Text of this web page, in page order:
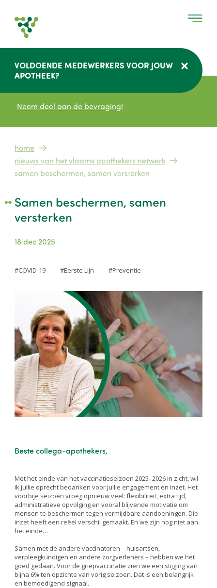
VOLDOENDE MEDEWERKERS VOOR JOUW
APOTHEEK?
Neem deel aan de bevraging!
Kruimelpad
home
nieuws van het vlaams apothekers netwerk
samen beschermen, samen versterken
Samen beschermen, samen
versterken
18 dec 2025
COVID-19 Eerste Lijn Preventie
Beste collega-apothekers,
Met het einde van het vaccinatieseizoen 2025–2026 in zicht, wil
ik jullie oprecht bedanken voor jullie engagement en inzet. Het
voorbije seizoen vroeg opnieuw veel: flexibiliteit, extra tijd,
administratieve opvolging en vooral blijvende motivatie om
mensen te beschermen tegen vermijdbare aandoeningen. Die
inzet heeft een reëel verschil gemaakt. En we zijn nog niet aan
het einde…
Samen met de andere vaccinatoren – huisartsen,
verpleegkundigen en andere zorgverleners – hebben we het
goed gedaan. Voor de griepvaccinatie zien we een stijging van
bijna 6% ten opzichte van vorig seizoen. Dat is een belangrijk
en bemoedigend signaal.